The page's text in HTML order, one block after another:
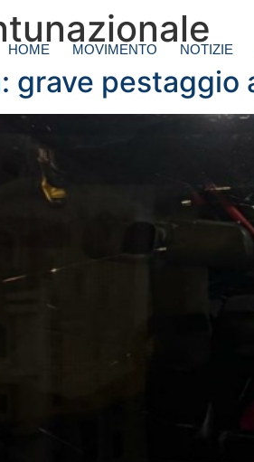
HOME MOVIMENTO NOTIZIE
grave pestaggio